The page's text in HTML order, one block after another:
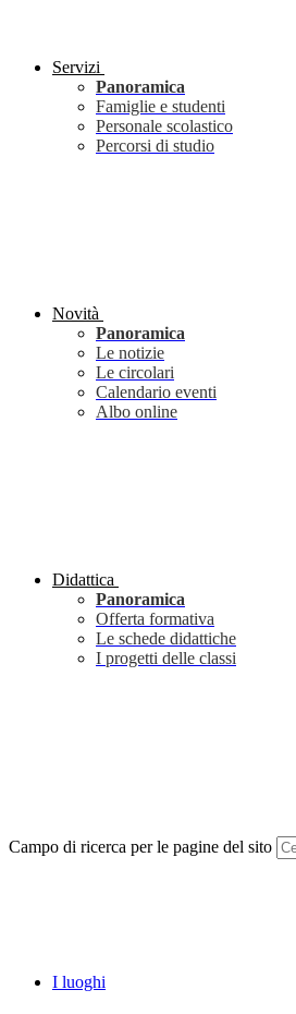
Servizi
Panoramica
Famiglie e studenti
Personale scolastico
Percorsi di studio
Novità
Panoramica
Le notizie
Le circolari
Calendario eventi
Albo online
Didattica
Panoramica
Offerta formativa
Le schede didattiche
I progetti delle classi
Campo di ricerca per le pagine del sito
I luoghi